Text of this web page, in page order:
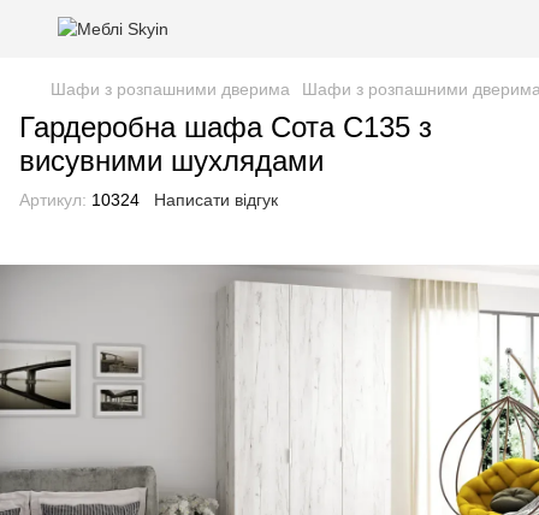
Шафи з розпашними дверима Шафи з розпашними
Гардеробна шафа Сота С135 з
висувними шухлядами
Артикул: 10324 Написати відгук